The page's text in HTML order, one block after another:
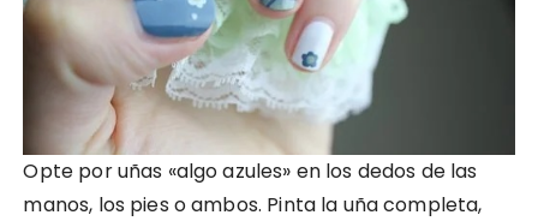
Opte por uñas «algo azules» en los dedos de las
manos, los pies o ambos. Pinta la uña completa,